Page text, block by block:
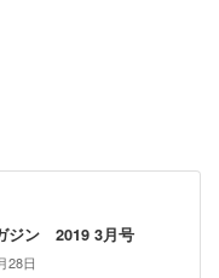
ジン 2019 3月号
28日